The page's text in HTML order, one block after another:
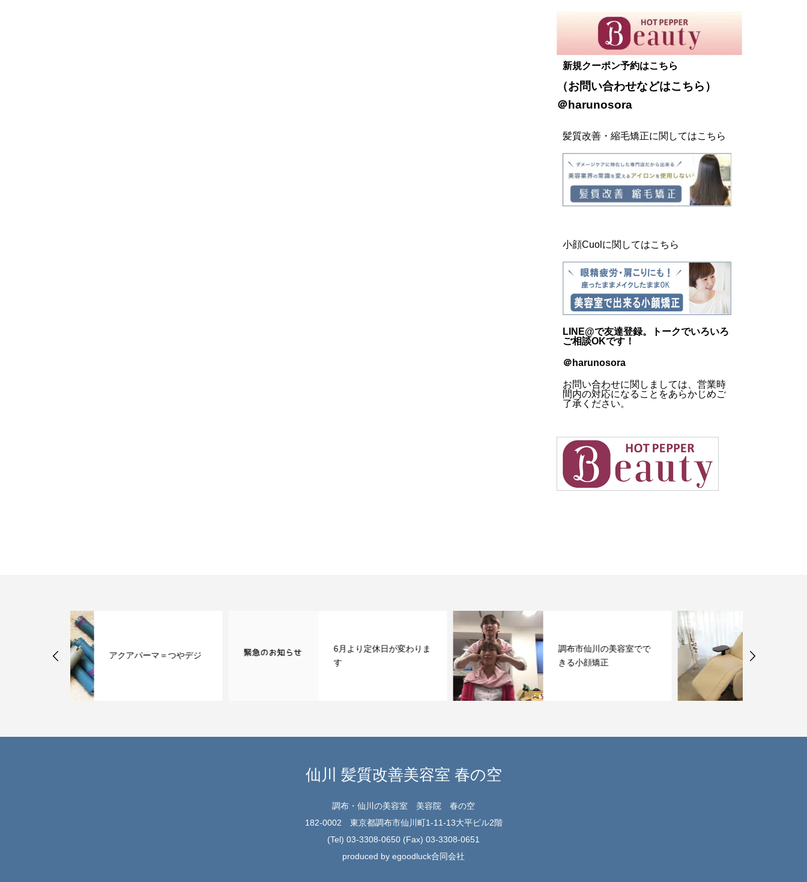
新規クーポン予約はこちら
（お問い合わせなどはこちら ）
＠harunosora
髪質改善・縮毛矯正に関してはこちら
小顔Cuolに関してはこちら
LINE@で友達登録。トークでいろいろ
ご相談OKです！
＠harunosora
お問い合わせに関しましては、営業時
間内の対応になることをあらかじめご
了承ください。
6月より定休日が変わりま
す
調布市仙川の美容室でで
eyelush 料金表
仙川 髪質改善美容室 春の空
調布・仙川の美容室 美容院 春の空
182-0002 東京都調布市仙川町1-11-13大平ビル2階
(Tel) 03-3308-0650 (Fax) 03-3308-0651
produced by egoodluck合同会社